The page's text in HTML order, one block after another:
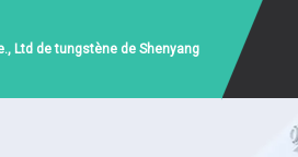
Ltd de tungstène de Shenyang